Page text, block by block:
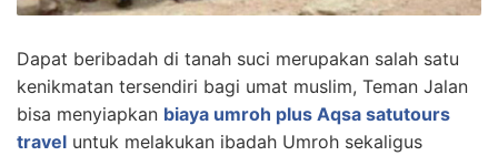
Dapat beribadah di tanah suci merupakan salah satu
kenikmatan tersendiri bagi umat muslim, Teman Jalan
bisa menyiapkan biaya umroh plus Aqsa satutours
travel untuk melakukan ibadah Umroh sekaligus